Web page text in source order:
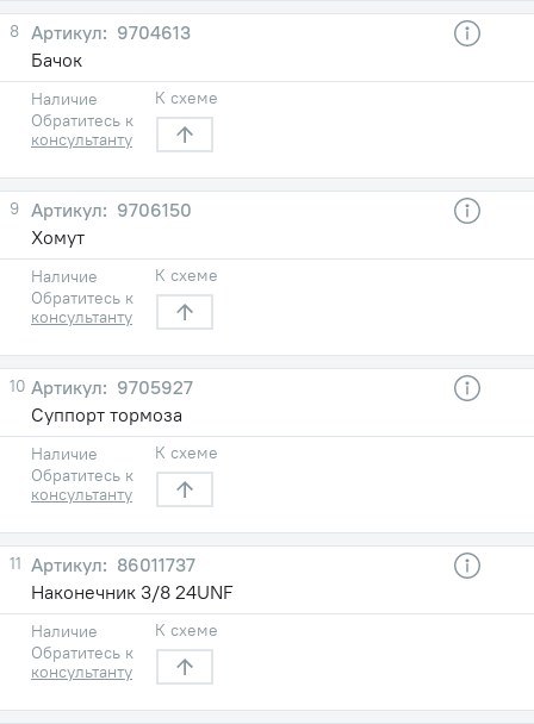
8
9704613
Бачок
Наличие
Обратитесь к
консультанту
К схеме
9
9706150
Хомут
Наличие
Обратитесь к
консультанту
К схеме
10
9705927
Суппорт тормоза
Наличие
Обратитесь к
консультанту
К схеме
11
86011737
Наконечник 3/8 24UNF
Наличие
Обратитесь к
консультанту
К схеме